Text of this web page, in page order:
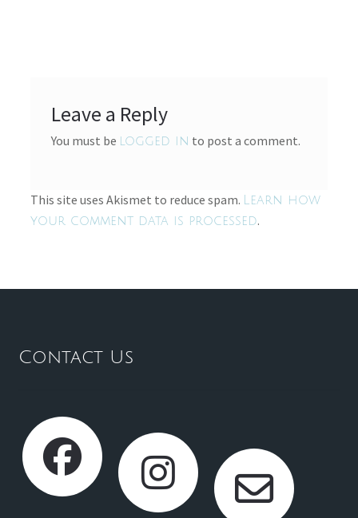
Leave a Reply
You must be logged in to post a comment.
This site uses Akismet to reduce spam. Learn how
your comment data is processed.
Contact Us